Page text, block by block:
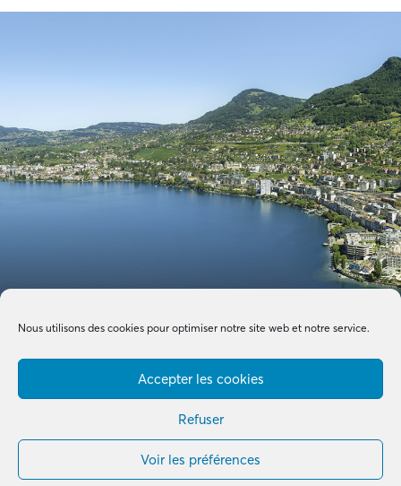
Nous utilisons des cookies pour optimiser notre site web et notre service.
Accepter les cookies
Refuser
Voir les préférences